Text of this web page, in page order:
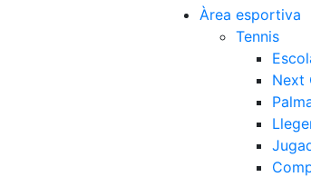
Àrea esportiva
Tennis
Next